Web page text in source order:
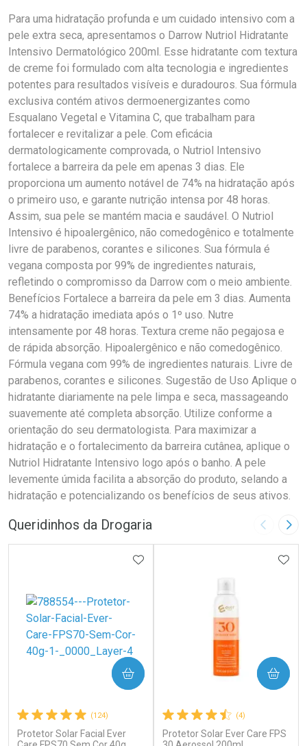
Para uma hidratação profunda e um cuidado intensivo com a
pele extra seca, apresentamos o Darrow Nutriol Hidratante
Intensivo Dermatológico 200ml. Esse hidratante com textura
de creme foi formulado com alta tecnologia e ingredientes
potentes para resultados visíveis e duradouros. Sua fórmula
exclusiva contém ativos dermoenergizantes como
Esqualano Vegetal e Vitamina C, que trabalham para
fortalecer e revitalizar a pele. Com eficácia
dermatologicamente comprovada, o Nutriol Intensivo
fortalece a barreira da pele em apenas 3 dias. Ele
proporciona um aumento notável de 74% na hidratação após
o primeiro uso, e garante nutrição intensa por 48 horas.
Assim, sua pele se mantém macia e saudável. O Nutriol
Intensivo é hipoalergênico, não comedogênico e totalmente
livre de parabenos, corantes e silicones. Sua fórmula é
vegana composta por 99% de ingredientes naturais,
refletindo o compromisso da Darrow com o meio ambiente.
Benefícios Fortalece a barreira da pele em 3 dias. Aumenta
74% a hidratação imediata após o 1º uso. Nutre
intensamente por 48 horas. Textura creme não pegajosa e
de rápida absorção. Hipoalergênico e não comedogênico.
Fórmula vegana com 99% de ingredientes naturais. Livre de
parabenos, corantes e silicones. Sugestão de Uso Aplique o
hidratante diariamente na pele limpa e seca, massageando
suavemente até completa absorção. Utilize conforme a
orientação do seu dermatologista. Para maximizar a
hidratação e o fortalecimento da barreira cutânea, aplique o
Nutriol Hidratante Intensivo logo após o banho. A pele
levemente úmida facilita a absorção do produto, selando a
hidratação e potencializando os benefícios de seus ativos.
Queridinhos da Drogaria Imagem
(124)
Protetor Solar Facial Ever
ADICIONAR AOS FAVORITOS
COMPRAR
(4)
Protetor Solar Ever Care FPS
COMPRAR